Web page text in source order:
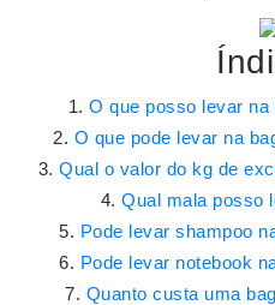
O que posso levar
O que pode levar na
Qual o valor do kg de
Qual mala posso
Pode levar shampoo
Pode levar notebook
Quanto custa uma